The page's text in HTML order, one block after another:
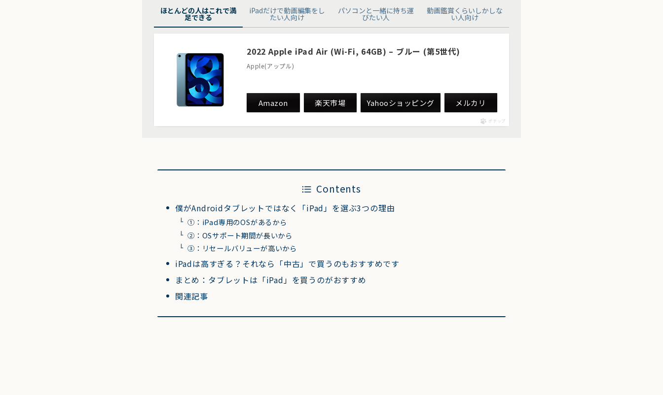
ほとんどの人はこれで満
足できる
iPadだけで動画編集をし
たい人向け
パソコンと一緒に持ち運
びたい人
動画鑑賞くらいしかしな
い人向け
2022 Apple iPad Air (Wi-Fi, 64GB) – ブルー (第5世代)
Apple(アップル)
Amazon 楽天市場 Yahooショッピング メルカリ
ポチップ
Contents
僕がAndroidタブレットではなく「iPad」を選ぶ3つの理由
①：iPad専用のOSがあるから
②：OSサポート期間が長いから
③：リセールバリューが高いから
iPadは高すぎる？それなら「中古」で買うのもおすすめです
まとめ：タブレットは「iPad」を買うのがおすすめ
関連記事